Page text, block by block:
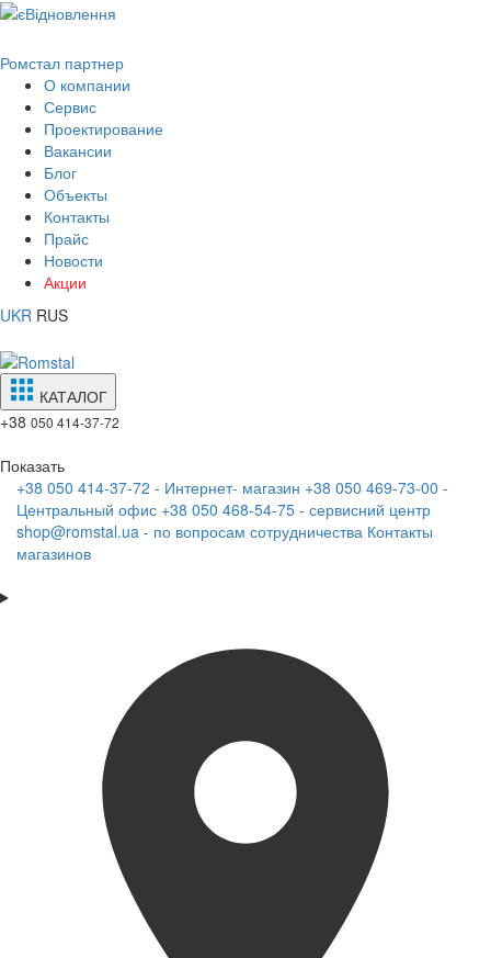
Ромстал партнер
О компании
Сервис
Проектирование
Вакансии
Блог
Объекты
Контакты
Прайс
Новости
Акции
UKR RUS
КАТАЛОГ
+38 050 414-37-72
Показать
+38 050 414-37-72 - Интернет- магазин +38 050 469-73-00 -
Центральный офис +38 050 468-54-75 - сервисний центр
shop@romstal.ua - по вопросам сотрудничества Контакты
магазинов